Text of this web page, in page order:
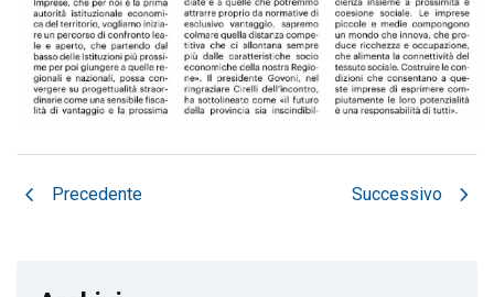
chevron_left Precedente Successivo chevron_right